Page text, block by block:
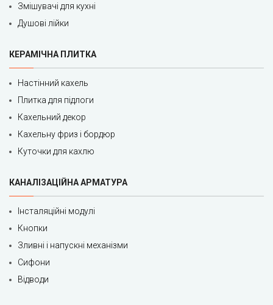
Змішувачі для кухні
Душові лійки
КЕРАМІЧНА ПЛИТКА
Настінний кахель
Плитка для підлоги
Кахельний декор
Кахельну фриз і бордюр
Куточки для кахлю
КАНАЛІЗАЦІЙНА АРМАТУРА
Інсталяційні модулі
Кнопки
Зливні і напускні механізми
Сифони
Відводи